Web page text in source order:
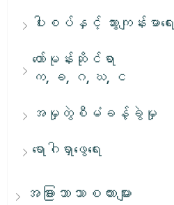
ပါးစပ်နှင့် သွားကျန်းမာရေး
ဟော်မုန်းဆိုင်ရာ
က, ခ, ဂ, ဃ, င
အမှုတွဲစီမံခန့်ခွဲမှု
ရောဂါရှာဖွေရေး
အခြားဘာသာစကားများ